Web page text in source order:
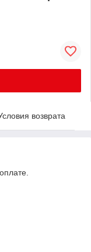
возврата